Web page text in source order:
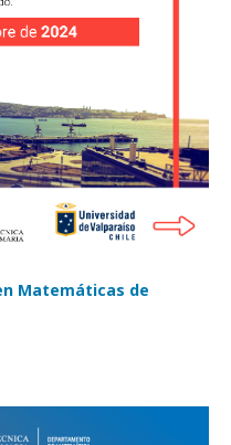
Matemáticas de